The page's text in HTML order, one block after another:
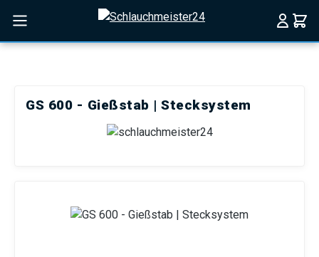
Zum Hauptinhalt springen
GS 600 - Gießstab | Stecksystem
Bildergalerie überspringen